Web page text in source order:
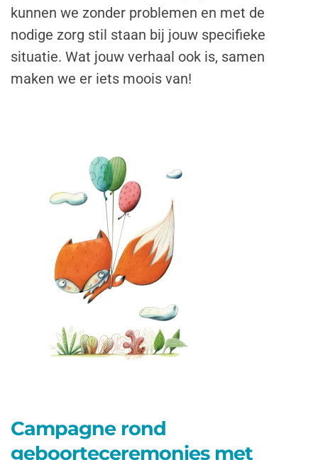
kunnen we zonder problemen en met de
nodige zorg stil staan bij jouw specifieke
situatie. Wat jouw verhaal ook is, samen
maken we er iets moois van!
Campagne rond
geboorteceremonies met